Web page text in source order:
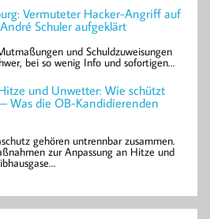
Vermuteter Hacker-Angriff auf
Schuler aufgeklärt
und Schuldzuweisungen
bei so wenig Info und sofortigen…
und Unwetter: Wie schützt
Was die OB-Kandidierenden
gehören untrennbar zusammen.
zur Anpassung an Hitze und